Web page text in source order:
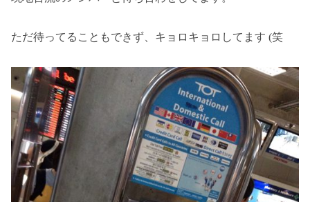
ただ待ってることもできず、キョロキョロしてます (笑